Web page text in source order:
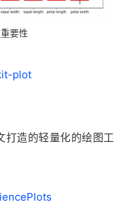
要性
plot
打造的轻量化的绘图工